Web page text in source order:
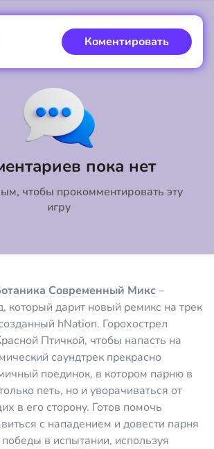
Современный Микс–
который дарит новый ремикс на трек
hNation. Горохострел
Птичкой, чтобы напасть на
саундтрек прекрасно
поединок, в котором парню в
петь, но и уворачиваться от
в его сторону. Готов помочь
с нападением и довести парня
в испытании, используя
пока нет
чтобы прокомментировать эту
игру
Коментировать
Коментировать